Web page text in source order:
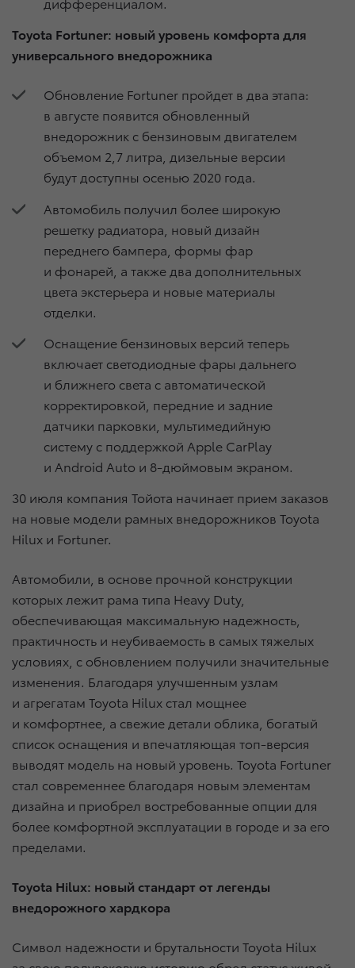
Toyota Fortuner: новый уровень комфорта для
универсального внедорожника
Обновление Fortuner пройдет в два этапа:
в августе появится обновленный
внедорожник с бензиновым двигателем
объемом 2,7 литра, дизельные версии
будут доступны осенью 2020 года.
Автомобиль получил более широкую
решетку радиатора, новый дизайн
переднего бампера, формы фар
и фонарей, а также два дополнительных
цвета экстерьера и новые материалы
отделки.
Оснащение бензиновых версий теперь
включает светодиодные фары дальнего
и ближнего света с автоматической
корректировкой, передние и задние
датчики парковки, мультимедийную
систему с поддержкой Apple CarPlay
и Android Auto и 8-дюймовым экраном.
30 июля компания Тойота начинает прием заказов
на новые модели рамных внедорожников Toyota
Hilux и Fortuner.
Автомобили, в основе прочной конструкции
которых лежит рама типа Heavy Duty,
обеспечивающая максимальную надежность,
практичность и неубиваемость в самых тяжелых
условиях, с обновлением получили значительные
изменения. Благодаря улучшенным узлам
и агрегатам Toyota Hilux стал мощнее
и комфортнее, а свежие детали облика, богатый
список оснащения и впечатляющая топ-версия
выводят модель на новый уровень. Toyota Fortuner
стал современнее благодаря новым элементам
дизайна и приобрел востребованные опции для
более комфортной эксплуатации в городе и за его
пределами.
Toyota Hilux: новый стандарт от легенды
внедорожного хардкора
Символ надежности и брутальности Toyota Hilux